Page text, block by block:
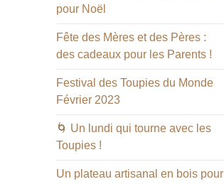
pour Noël
Fête des Mères et des Pères :
des cadeaux pour les Parents !
Festival des Toupies du Monde
Février 2023
🌀 Un lundi qui tourne avec les
Toupies !
Un plateau artisanal en bois pour